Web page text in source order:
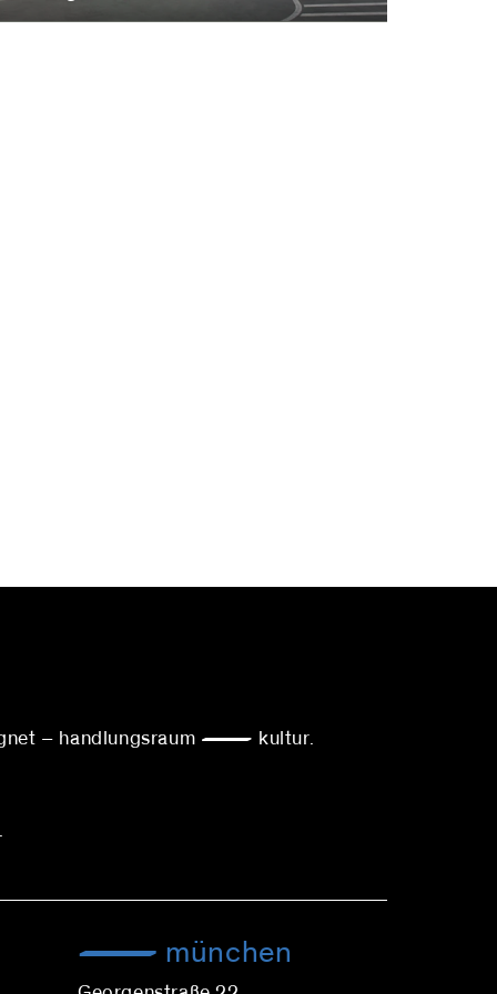
– handlungsraum — kultur.
münchen